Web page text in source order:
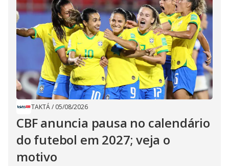
TAKTÁ/ 05/08/2026
CBF anuncia pausa no calendário
do futebol em 2027; veja o
motivo